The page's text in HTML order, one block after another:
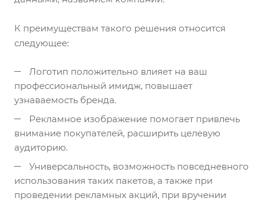
К преимуществам такого решения относится
следующее:
Логотип положительно влияет на ваш
профессиональный имидж, повышает
узнаваемость бренда.
Рекламное изображение помогает привлечь
внимание покупателей, расширить целевую
аудиторию.
Универсальность, возможность повседневного
использования таких пакетов, а также при
проведении рекламных акций, при вручении